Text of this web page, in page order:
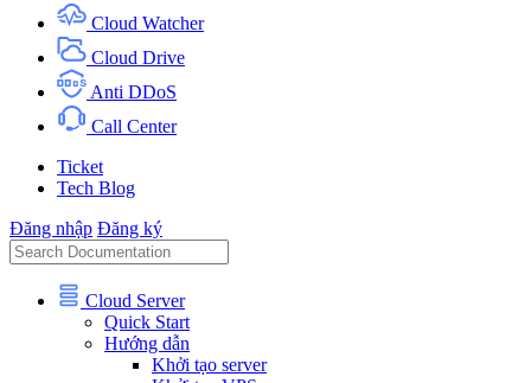
Cloud Watcher
Cloud Drive
Anti DDoS
Call Center
Ticket
Tech Blog
Đăng nhập Đăng ký
Cloud Server
Quick Start
Hướng dẫn
Khởi tạo server